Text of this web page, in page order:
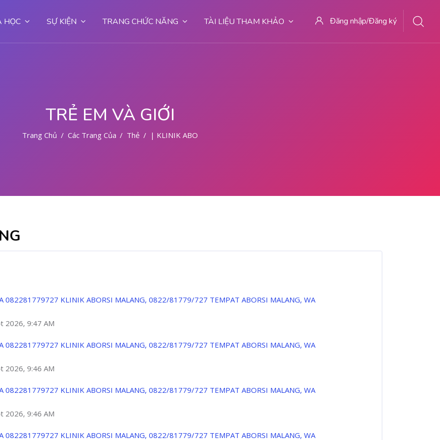
HỌC SỰ KIỆN TRANG CHỨC NĂNG TÀI LIỆU THAM KHẢO Đăng nhập/Đăng ký
TRẺ EM VÀ GIỚI
Trang Chủ Các Trang Của Hệ Thống
Thẻ | KLINIK ABORSI MALANG
082281779727 KLINIK ABORSI MALANG, 0822/81779/727 TEMPAT ABORSI MALANG, WA
2026, 9:47 AM
082281779727 KLINIK ABORSI MALANG, 0822/81779/727 TEMPAT ABORSI MALANG, WA
2026, 9:46 AM
082281779727 KLINIK ABORSI MALANG, 0822/81779/727 TEMPAT ABORSI MALANG, WA
2026, 9:46 AM
082281779727 KLINIK ABORSI MALANG, 0822/81779/727 TEMPAT ABORSI MALANG, WA